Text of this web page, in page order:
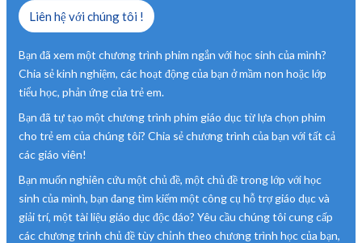
Liên hệ với chúng tôi !
Bạn đã xem một chương trình phim ngắn với học sinh của mình?
Chia sẻ kinh nghiệm, các hoạt động của bạn ở mầm non hoặc lớp
tiểu học, phản ứng của trẻ em.
Bạn đã tự tạo một chương trình phim giáo dục từ lựa chọn phim
cho trẻ em của chúng tôi? Chia sẻ chương trình của bạn với tất cả
các giáo viên!
Bạn muốn nghiên cứu một chủ đề, một chủ đề trong lớp với học
sinh của mình, bạn đang tìm kiếm một công cụ hỗ trợ giáo dục và
giải trí, một tài liệu giáo dục độc đáo? Yêu cầu chúng tôi cung cấp
các chương trình chủ đề tùy chỉnh theo chương trình học của bạn,